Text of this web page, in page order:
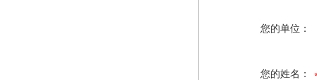
您的单位：
您的姓名：